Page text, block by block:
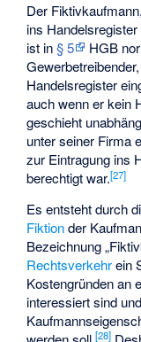
Der
ins
ist in§ 5 HGB
Handelsregister
auch wenn er kein
geschieht
unter seiner Firma
zur Eintragung ins
berechtigt war.[27]
Es entsteht durch
Fiktionder
Bezeichnung
Rechtsverkehrein
Kostengründen an
interessiert sind
[28]